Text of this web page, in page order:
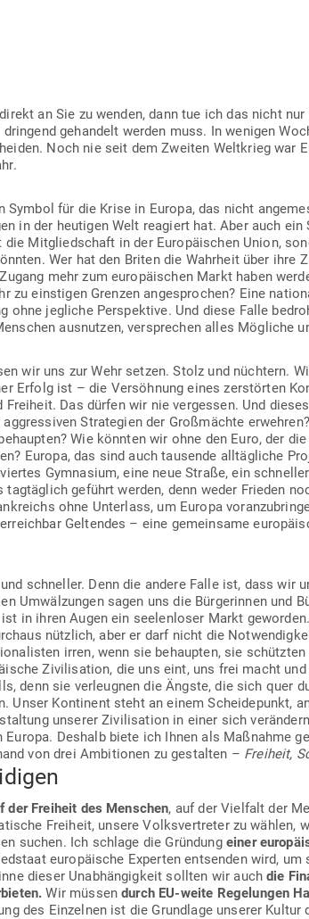
an Sie zu wenden, dann tue ich das nicht
gehandelt werden muss. In wenigen
Noch nie seit dem Zweiten Welt­krieg war
Symbol für die Krise in Europa, das nicht
in der heu­tigen Welt reagiert hat. Aber auch
Mit­glied­schaft in der Euro­päi­schen Union,
Wer hat den Briten die Wahrheit über ihre
mehr zum euro­päi­schen Markt haben
zu eins­tigen Grenzen ange­sprochen? Eine
ohne jeg­liche Per­spektive. Und diese Falle
aus­nutzen, ver­sprechen alles Mög­liche
wir uns zur Wehr setzen. Stolz und nüchtern.
Erfolg ist – die Ver­söhnung eines zer­störten
Freiheit. Das dürfen wir nie ver­gessen. Und
Stra­tegien der Groß­mächte
Wie könnten wir ohne den Euro, der
Europa, das sind auch tau­sende all­täg­liche
Gym­nasium, eine neue Straße, ein
geführt werden, denn weder Frieden
ohne Unterlass, um Europa
Gel­tendes – eine gemeinsame
schneller. Denn die andere Falle ist, dass wir
Umwäl­zungen sagen uns die Bür­ge­rinnen und
ist in ihren Augen ein see­len­loser Markt
nützlich, aber er darf nicht die
irren, wenn sie behaupten, sie
Zivi­li­sation, die uns eint, uns frei macht
denn sie ver­leugnen die Ängste, die sich quer
Unser Kon­tinent steht an einem Schei­de­punkt,
unserer Zivi­li­sation in einer sich
Deshalb biete ich Ihnen als Maß­nahme
von drei Ambi­tionen zu gestalten – Freiheit,
der Freiheit des Men­schen, auf der Vielfalt der
Freiheit, unsere Volks­ver­treter zu wählen,
suchen. Ich schlage die Gründung einer
euro­päische Experten ent­senden wird,
dieser Unab­hän­gigkeit sollten wir auchdie
Wir müssendurch EU-weite Rege­lungen
des Ein­zelnen ist die Grundlage unserer Kultur